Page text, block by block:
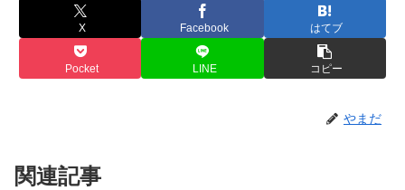
X Facebook はてブ
Pocket LINE コピー
やまだ
関連記事